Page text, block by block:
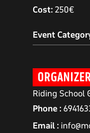
Cost:250€
Event
Riding School
Phone
Email